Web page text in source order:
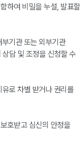
하여 비밀을 누설, 발표할
기관 또는 외부기관
담 및 조정을 신청할 수
로 차별 받거나 권리를
호받고 심신의 안정을